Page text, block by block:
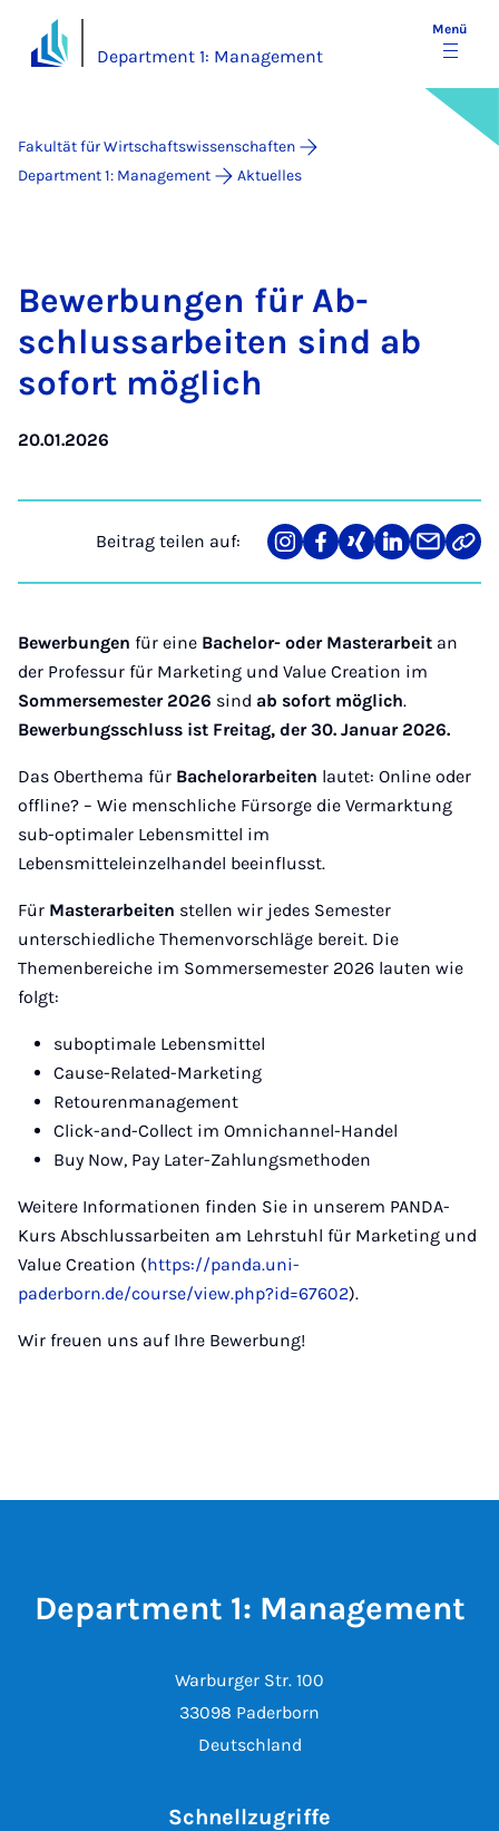
Department 1: Management
Menü
Fakultät für Wirtschaftswissenschaften
Department 1: Management
Aktuelles
Be­wer­bun­gen für Ab­
schluss­a­r­bei­ten sind ab
so­fort mög­lich
20.01.2026
Beitrag teilen auf:
Teilen
auf
Teilen
auf
Teilen
auf
Teilen
auf
Teilen
über
Mail
Link
Bewerbungen für eine Bachelor- oder Masterarbeit an
der Professur für Marketing und Value Creation im
Sommersemester 2026 sind ab sofort möglich.
Bewerbungsschluss ist Freitag, der 30. Januar 2026.
Das Oberthema für Bachelorarbeiten lautet: Online oder
offline? – Wie menschliche Fürsorge die Vermarktung
sub-optimaler Lebensmittel im
Lebensmitteleinzelhandel beeinflusst.
Für Masterarbeiten stellen wir jedes Semester
unterschiedliche Themenvorschläge bereit. Die
Themenbereiche im Sommersemester 2026 lauten wie
folgt:
suboptimale Lebensmittel
Cause-Related-Marketing
Retourenmanagement
Click-and-Collect im Omnichannel-Handel
Buy Now, Pay Later-Zahlungsmethoden
Weitere Informationen finden Sie in unserem PANDA-
Kurs Abschlussarbeiten am Lehrstuhl für Marketing und
Value Creation (https://panda.uni-
paderborn.de/course/view.php?id=67602).
Wir freuen uns auf Ihre Bewerbung!
Department 1: Management
Warburger Str. 100
33098 Paderborn
Deutschland
Schnellzugriffe